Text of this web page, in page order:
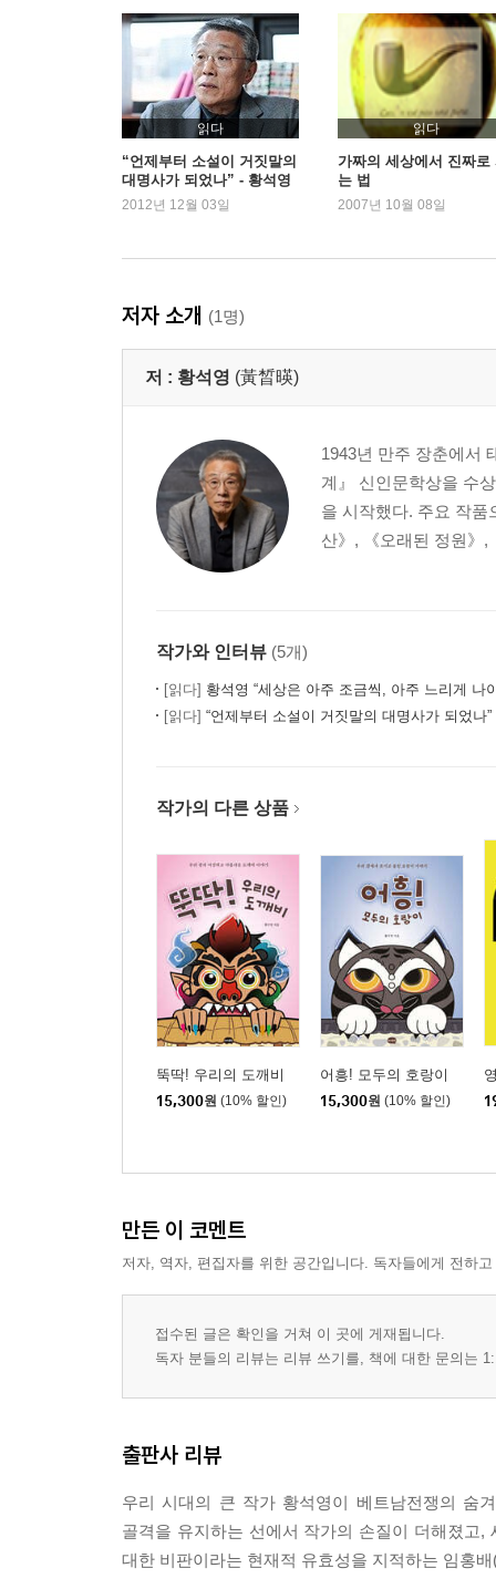
읽다
“언제부터 소설이 거짓말의
대명사가 되었나” - 황석영
2012년 12월 03일
읽다
가짜의 세상에서 진짜로
는 법
2007년 10월 08일
저자 소개 (1명)
저 : 황석영 (黃晳暎)
1943년 만주 장춘에서
계』 신인문학상을 수
을 시작했다. 주요 작품
산》, 《오래된 정원》,
작가와 인터뷰 (5개)
[읽다] 황석영 “세상은 아주 조금씩, 아주 느리게 나
[읽다] “언제부터 소설이 거짓말의 대명사가 되었나
작가의 다른 상품
뚝딱! 우리의 도깨비
15,300원 (10% 할인)
어흥! 모두의 호랑이
15,300원 (10% 할인)
만든 이 코멘트
저자, 역자, 편집자를 위한 공간입니다. 독자들에게 전하
접수된 글은 확인을 거쳐 이 곳에 게재됩니다.
독자 분들의 리뷰는 리뷰 쓰기를, 책에 대한 문의는
출판사 리뷰
우리 시대의 큰 작가 황석영이 베트남전쟁의 숨
골격을 유지하는 선에서 작가의 손질이 더해졌고
대한 비판이라는 현재적 유효성을 지적하는 임홍